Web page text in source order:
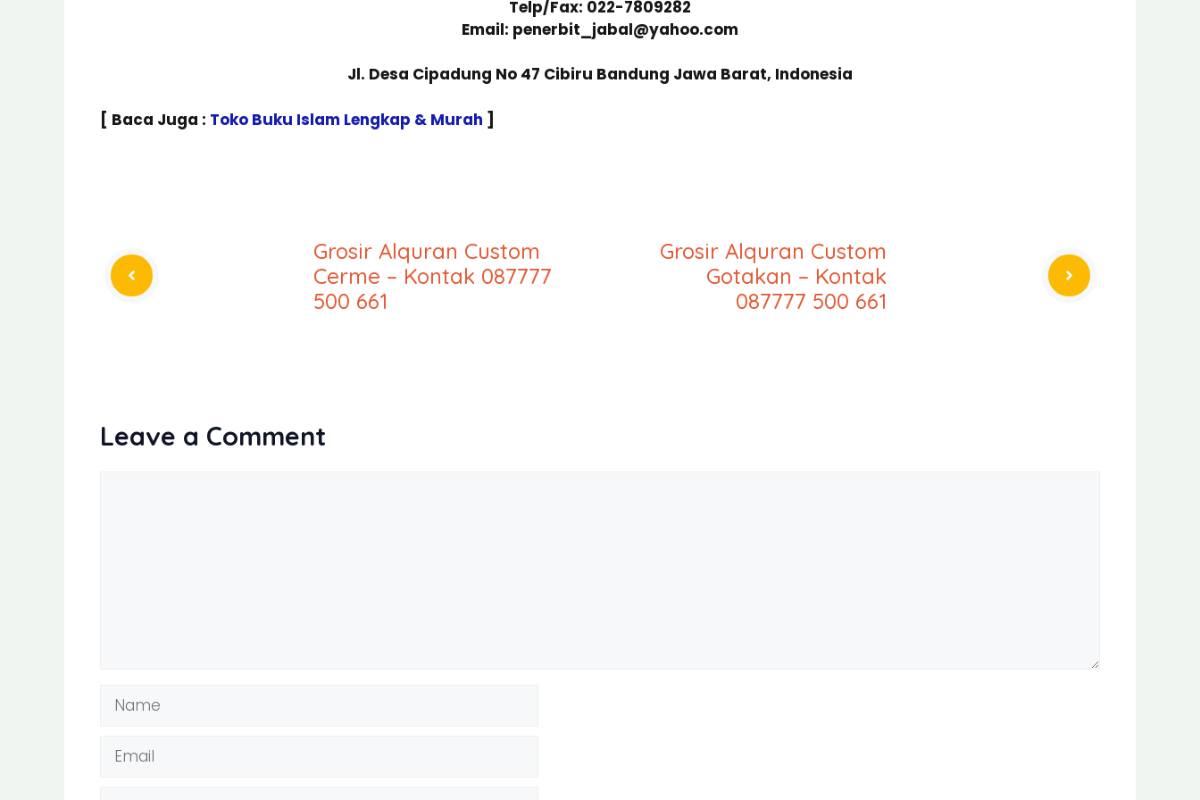
Telp/Fax: 022-7809282
Email: penerbit_jabal@yahoo.com
Jl. Desa Cipadung No 47 Cibiru Bandung Jawa Barat, Indonesia
[ Baca Juga : Toko Buku Islam Lengkap & Murah ]
Grosir Alquran Custom
Cerme – Kontak 087777
500 661
Grosir Alquran Custom
Gotakan – Kontak
087777 500 661
Leave a Comment
Name
Email